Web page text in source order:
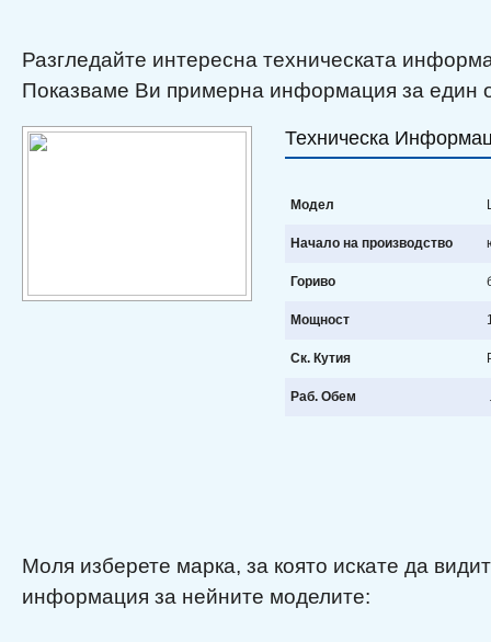
Разгледайте интересна техническата
Показваме Ви примерна информация за един
Техническа
Модел
Начало на производство
Гориво
Мощност
Ск. Кутия
Раб. Обем
Моля изберете марка, за която искате да
информация за нейните моделите: